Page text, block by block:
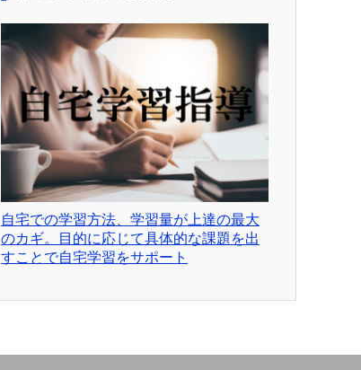
自宅での学習方法、学習量が上達の最大
のカギ。目的に応じて具体的な課題を出
すことで自宅学習をサポート